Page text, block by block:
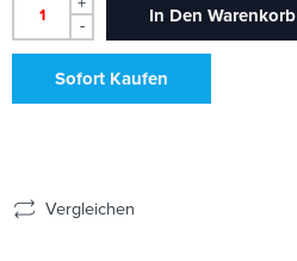
-
In Den Warenkorb
Sofort Kaufen
Vergleichen